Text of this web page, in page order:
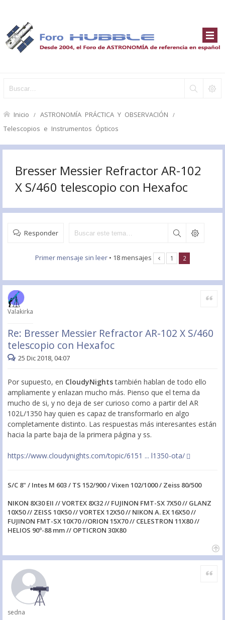
Inicio ASTRONOMÍA PRÁCTICA Y OBSERVACIÓN
Telescopios e Instrumentos Ópticos
Bresser Messier Refractor AR-102
X S/460 telescopio con Hexafoc
Responder
Primer mensaje sin leer • 18 mensajes 1 2
Valakirka
Re: Bresser Messier Refractor AR-102 X S/460
telescopio con Hexafoc
Citar
25 Dic 2018, 04:07
Por supuesto, en CloudyNightstambién hablan de todo ello
ampliamente y enlazan mucho más. Pienso que el tema da
mucho de si, y no deja de ser curioso como a partir del AR
102L/1350 hay quien es capaz de transformarlo en algo
completamente distinto. Las respuestas más interesantes están
hacia la parte baja de la primera página y ss.
https://www.cloudynights.com/topic/6151 ... l1350-ota/
S/C 8" / Intes M 603 / TS 152/900 / Vixen 102/1000 / Zeiss 80/500
NIKON 8X30 EII // VORTEX 8X32 // FUJINON FMT-SX 7X50 // GLANZ
10X50 // ZEISS 10X50 // VORTEX 12X50 // NIKON A. EX 16X50 //
FUJINON FMT-SX 10X70 //ORION 15X70 // CELESTRON 11X80 //
HELIOS 90º-88 mm // OPTICRON 30X80
sedna
Citar